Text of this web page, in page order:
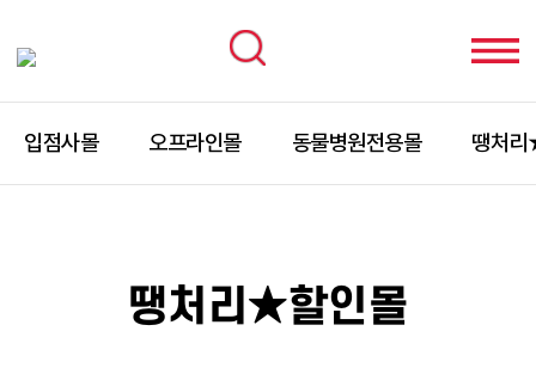
입점사몰 오프라인몰 동물병원전용몰 땡처
땡처리★할인몰